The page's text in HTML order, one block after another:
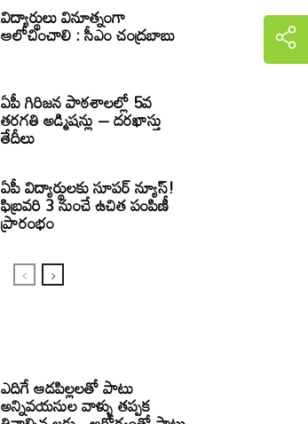
విద్యార్థులు వినూత్నంగా
ఆలోచించాలి : సీఎం చంద్రబాబు
ఏపీ గిరిజన పాఠశాలల్లో 5వ
తరగతి అడ్మిషన్లు – దరఖాస్తు
తేదీలు
ఏపీ విద్యార్థులకు సూపర్ న్యూస్!
ఫిబ్రవరి 3 నుంచే ఉచిత పంపిణీ
ప్రారంభం
ఎదిగే ఆడపిల్లలతో పాటు
అన్నివయసుల వాళ్ళు తప్పక